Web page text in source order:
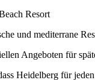
Resort
und mediterrane
Angeboten für
Heidelberg für